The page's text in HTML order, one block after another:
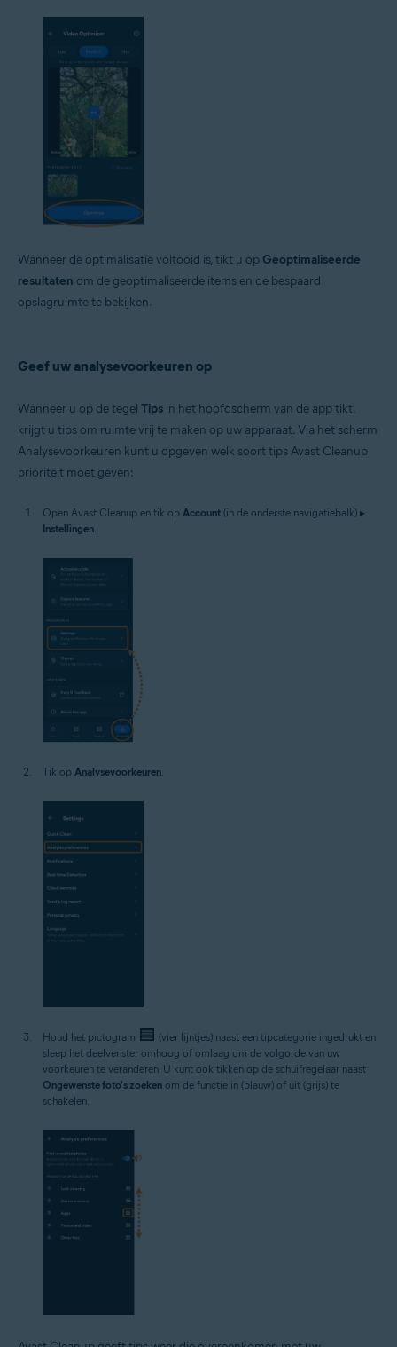
Wanneer de optimalisatie voltooid is, tikt u op Geoptimaliseerde
resultaten om de geoptimaliseerde items en de bespaard
opslagruimte te bekijken.
Geef uw analysevoorkeuren op
Wanneer u op de tegel Tips in het hoofdscherm van de app tikt,
krijgt u tips om ruimte vrij te maken op uw apparaat. Via het scherm
Analysevoorkeuren kunt u opgeven welk soort tips Avast Cleanup
prioriteit moet geven:
Open Avast Cleanup en tik op Account (in de onderste navigatiebalk) ▸
Instellingen.
Tik op Analysevoorkeuren.
Houd het pictogram
(vier lijntjes) naast een tipcategorie ingedrukt en
sleep het deelvenster omhoog of omlaag om de volgorde van uw
voorkeuren te veranderen. U kunt ook tikken op de schuifregelaar naast
Ongewenste foto's zoeken om de functie in (blauw) of uit (grijs) te
schakelen.